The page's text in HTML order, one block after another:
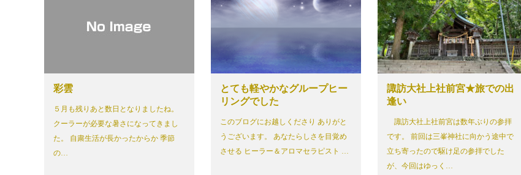
彩雲
５月も残りあと数日となりましたね。
クーラーが必要な暑さになってきまし
た。 自粛生活が長かったからか 季節
の…
とても軽やかなグループヒー
リングでした
このブログにお越しくださり ありがと
うございます。 あなたらしさを目覚め
させる ヒーラー＆アロマセラピスト …
諏訪大社上社前宮★旅での出
逢い
諏訪大社上社前宮は数年ぶりの参拝
です。 前回は三峯神社に向かう途中で
立ち寄ったので駆け足の参拝でした
が、今回はゆっく…